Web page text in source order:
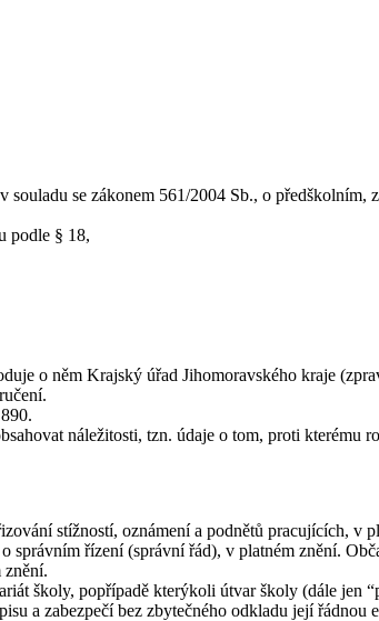
se zákonem 561/2004 Sb., o předškolním,
podle § 18,
o něm Krajský úřad Jihomoravského kraje
náležitosti, tzn. údaje o tom, proti kterému
stížností, oznámení a podnětů pracujících, v
řízení (správní řád), v platném znění.
znění.
školy, popřípadě kterýkoli útvar školy (dále jen
a zabezpečí bez zbytečného odkladu její řádnou